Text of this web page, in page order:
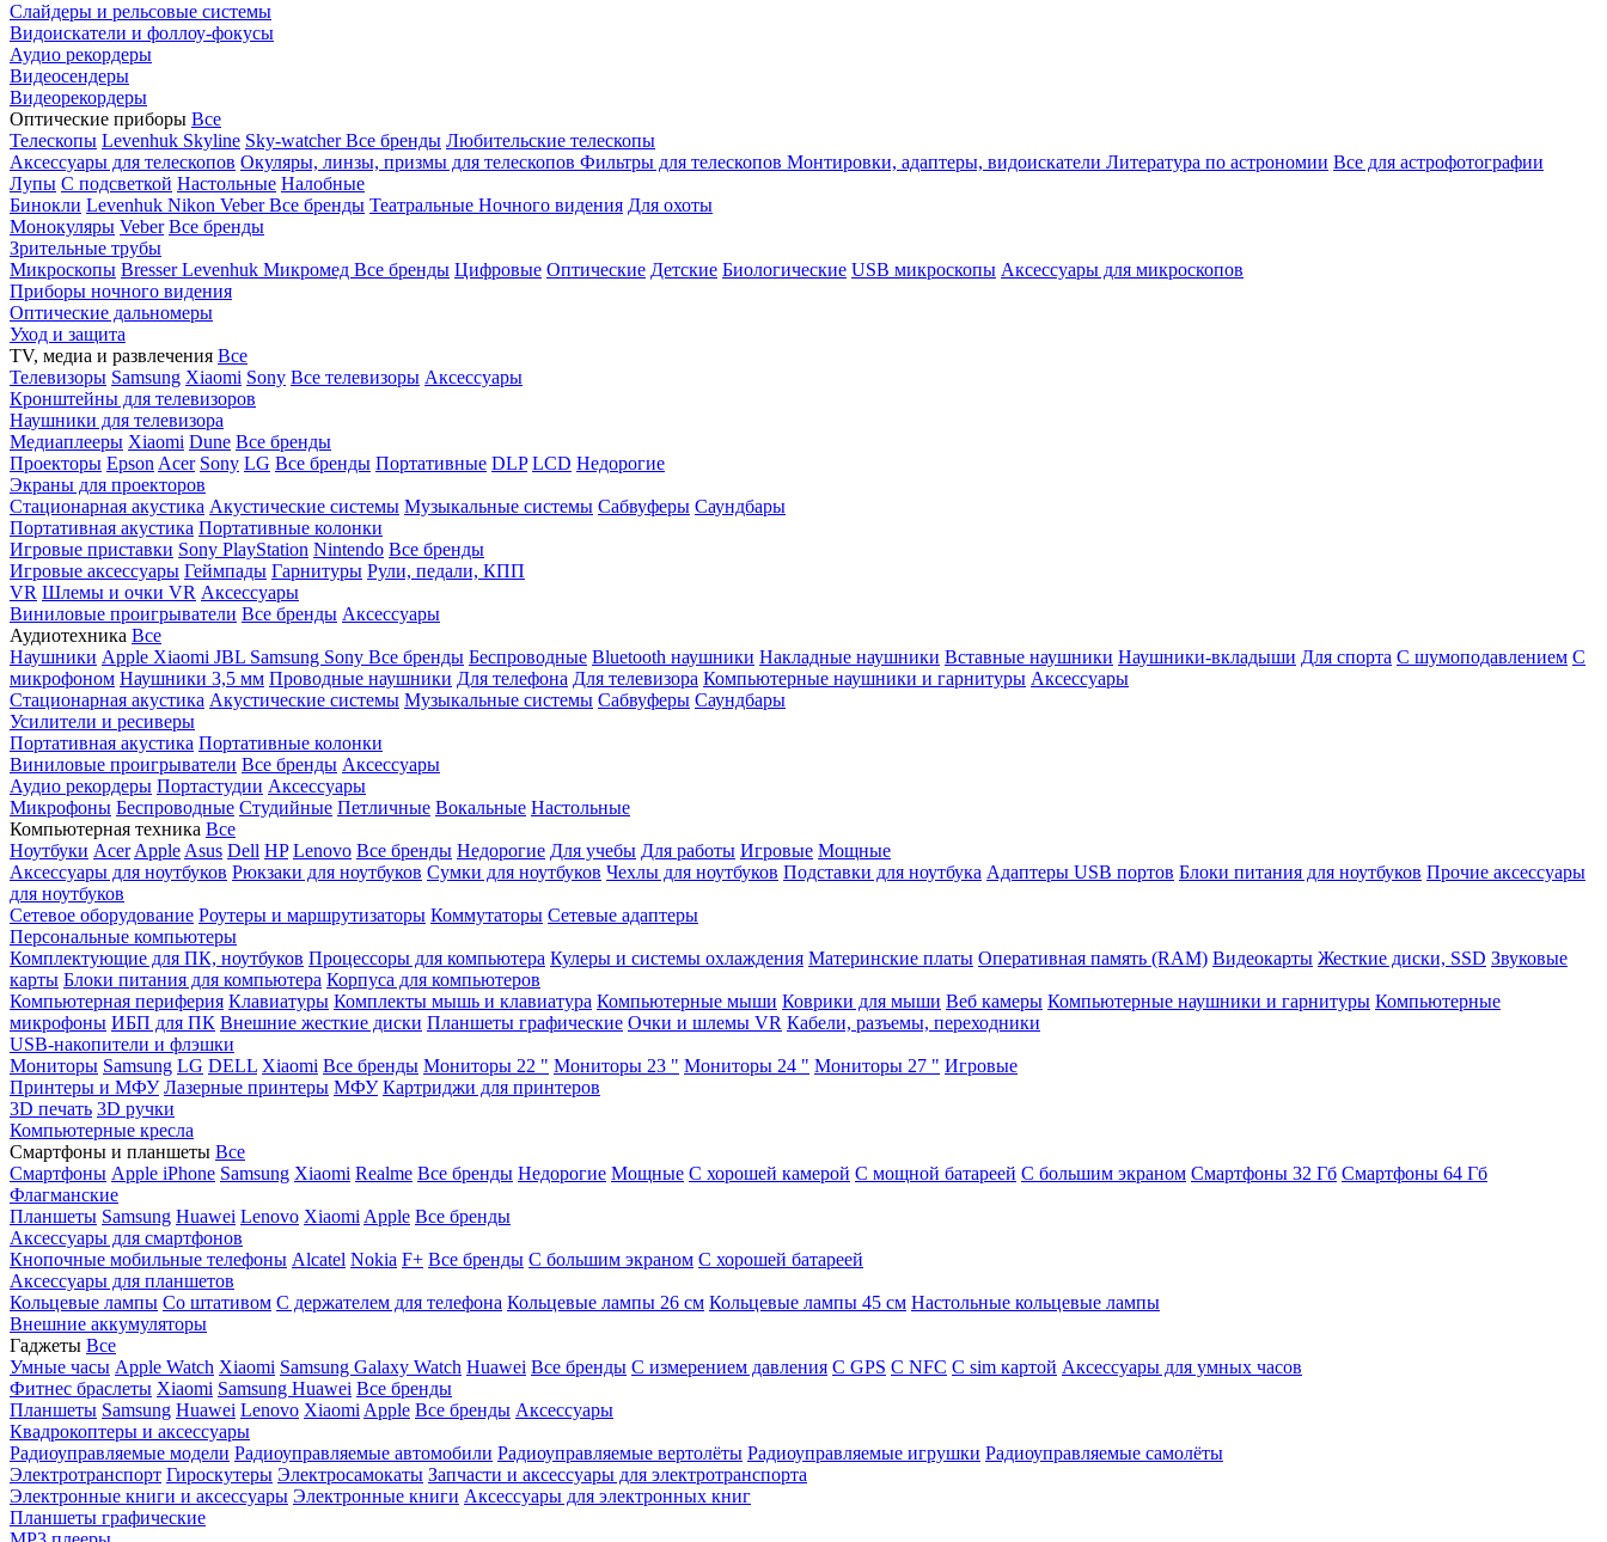
Слайдеры и рельсовые системы
Видоискатели и фоллоу-фокусы
Аудио рекордеры
Видеосендеры
Видеорекордеры
Оптические приборы Все
Телескопы Levenhuk Skyline Sky-watcherВсе бренды Любительские телескопы
Аксессуары для телескопов Окуляры, линзы, призмы для телескопов Фильтры для телескопов Монтировки, адаптеры, видоискатели Литература по астрономии Все для астрофотографии
Лупы С подсветкой Настольные Налобные
Бинокли Levenhuk Nikon VeberВсе бренды Театральные Ночного видения Для охоты
Монокуляры Veber Все бренды
Зрительные трубы
Микроскопы BresserLevenhuk Микромед Все бренды Цифровые Оптические Детские Биологические USB микроскопы Аксессуары для микроскопов
Приборы ночного видения
Оптические дальномеры
Уход и защита
TV, медиа и развлечения Все
Телевизоры Samsung Xiaomi Sony Все телевизоры Аксессуары
Кронштейны для телевизоров
Наушники для телевизора
Медиаплееры Xiaomi Dune Все бренды
Проекторы Epson Acer Sony LG Все бренды Портативные DLP LCD Недорогие
Экраны для проекторов
Стационарная акустика Акустические системы Музыкальные системы Сабвуферы Саундбары
Портативная акустика Портативные колонки
Игровые приставки Sony PlayStation Nintendo Все бренды
Игровые аксессуары Геймпады Гарнитуры Рули, педали, КПП
VR Шлемы и очки VR Аксессуары
Виниловые проигрыватели Все бренды Аксессуары
Аудиотехника Все
Наушники Apple Xiaomi JBL Samsung Sony Все бренды Беспроводные Bluetooth наушники Накладные наушники Вставные наушники Наушники-вкладыши Для спорта С шумоподавлением С
микрофоном Наушники 3,5 мм Проводные наушники Для телефона Для телевизора Компьютерные наушники и гарнитуры Аксессуары
Стационарная акустика Акустические системы Музыкальные системы Сабвуферы Саундбары
Усилители и ресиверы
Портативная акустика Портативные колонки
Виниловые проигрыватели Все бренды Аксессуары
Аудио рекордеры Портастудии Аксессуары
Микрофоны Беспроводные Студийные Петличные Вокальные Настольные
Компьютерная техника Все
Ноутбуки Acer Apple Asus Dell HP Lenovo Все бренды Недорогие Для учебы Для работы Игровые Мощные
Аксессуары для ноутбуков Рюкзаки для ноутбуков Сумки для ноутбуков Чехлы для ноутбуков Подставки для ноутбука Адаптеры USB портов Блоки питания для ноутбуков Прочие аксессуары
для ноутбуков
Сетевое оборудование Роутеры и маршрутизаторы Коммутаторы Сетевые адаптеры
Персональные компьютеры
Комплектующие для ПК, ноутбуков Процессоры для компьютера Кулеры и системы охлаждения Материнские платы Оперативная память (RAM) Видеокарты Жесткие диски, SSD Звуковые
карты Блоки питания для компьютера Корпуса для компьютеров
Компьютерная периферия Клавиатуры Комплекты мышь и клавиатура Компьютерные мыши Коврики для мыши Веб камеры Компьютерные наушники и гарнитуры Компьютерные
микрофоны ИБП для ПК Внешние жесткие диски Планшеты графические Очки и шлемы VR Кабели, разъемы, переходники
USB-накопители и флэшки
Мониторы Samsung LG DELL Xiaomi Все бренды Мониторы 22 " Мониторы 23 " Мониторы 24 " Мониторы 27 " Игровые
Принтеры и МФУ Лазерные принтеры МФУ Картриджи для принтеров
3D печать 3D ручки
Компьютерные кресла
Смартфоны и планшеты Все
Смартфоны Apple iPhone Samsung Xiaomi Realme Все бренды Недорогие Мощные С хорошей камерой С мощной батареей С большим экраном Смартфоны 32 Гб Смартфоны 64 Гб
Флагманские
Планшеты Samsung Huawei Lenovo Xiaomi Apple Все бренды
Аксессуары для смартфонов
Кнопочные мобильные телефоны Alcatel Nokia F+ Все бренды С большим экраном С хорошей батареей
Аксессуары для планшетов
Кольцевые лампы Со штативом C держателем для телефона Кольцевые лампы 26 см Кольцевые лампы 45 см Настольные кольцевые лампы
Внешние аккумуляторы
Гаджеты Все
Умные часы Apple Watch Xiaomi Samsung Galaxy Watch Huawei Все бренды C измерением давления C GPS C NFC C sim картой Аксессуары для умных часов
Фитнес браслеты Xiaomi Samsung Huawei Все бренды
Планшеты Samsung Huawei Lenovo Xiaomi Apple Все бренды Аксессуары
Квадрокоптеры и аксессуары
Радиоуправляемые модели Радиоуправляемые автомобили Радиоуправляемые вертолёты Радиоуправляемые игрушки Радиоуправляемые самолёты
Электротранспорт Гироскутеры Электросамокаты Запчасти и аксессуары для электротранспорта
Электронные книги и аксессуары Электронные книги Аксессуары для электронных книг
Планшеты графические